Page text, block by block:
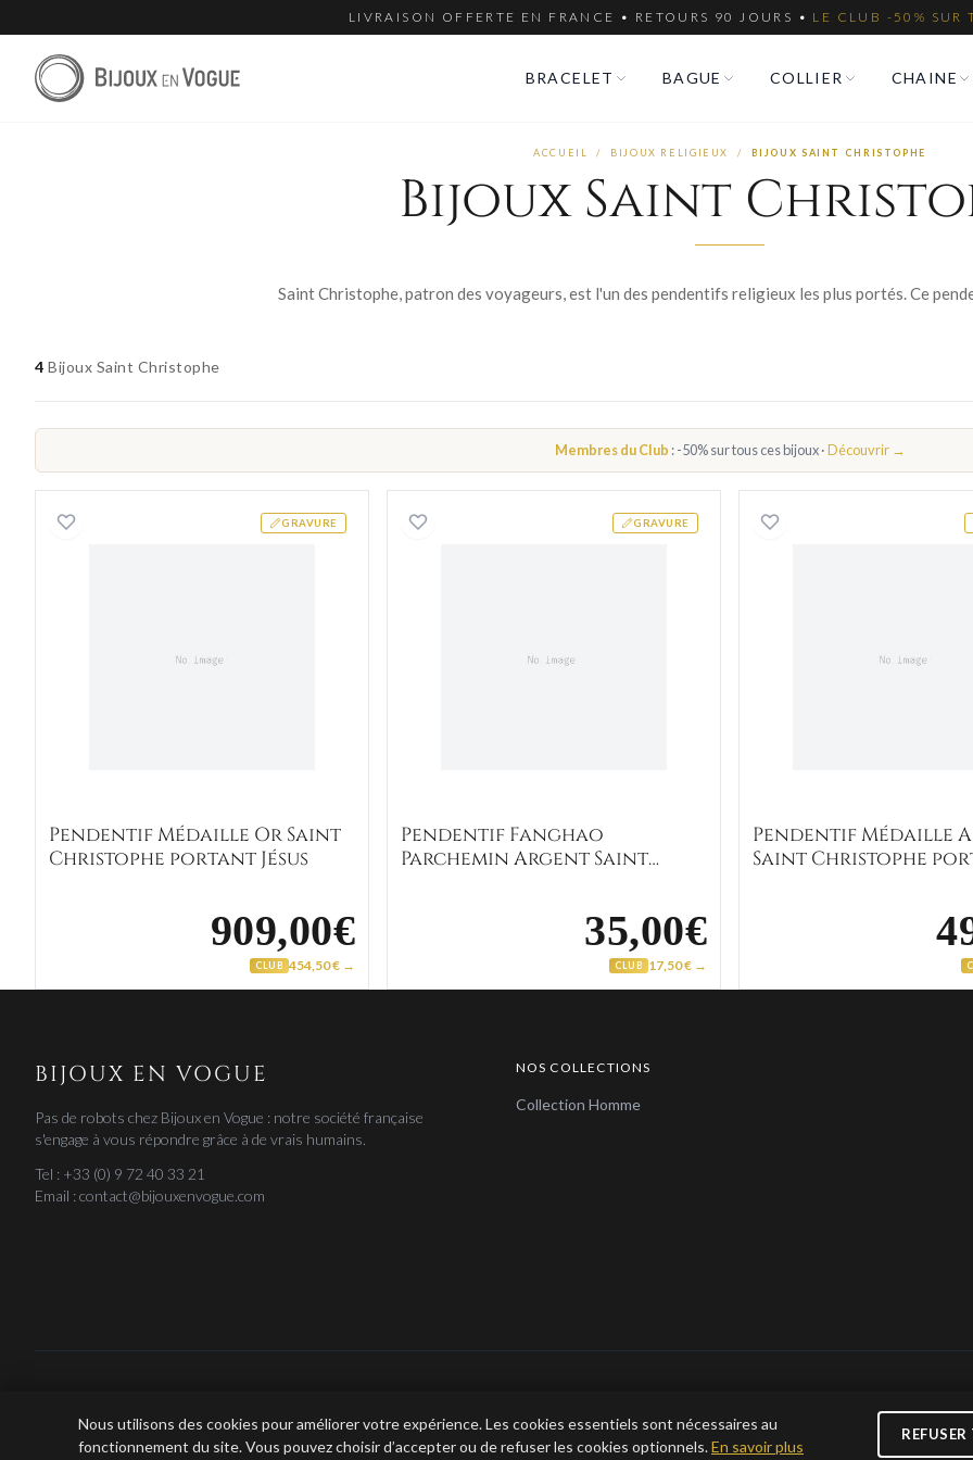
LIVRAISON OFFERTE EN FRANCE • RETOURS 90 JOURS • LE CLUB -50% SUR
BRACELET BAGUE COLLIER CHAINE
ACCUEIL / BIJOUX RELIGIEUX / BIJOUX SAINT CHRISTOPHE
Bijoux Saint
4 Bijoux Saint Christophe
Membres du Club : -50% sur tous ces bijoux ·Découvrir →
GRAVURE
Pendentif Médaille Or Saint Christophe portant Jésus
Pendentif Médaille Or Saint
Christophe portant Jésus
909,00€
CLUB 454,50 € →
GRAVURE
Pendentif Fanghao Parchemin Argent Saint Christophe
Pendentif Fanghao
Parchemin Argent Saint
35,00€
CLUB 17,50 € →
Pendentif Médaille
Saint Christophe
BIJOUX EN VOGUE
Pas de robots chez Bijoux en Vogue : notre société française
s'engage à vous répondre grâce à de vrais humains.
Tel : +33 (0) 9 72 40 33 21
Email : contact@bijouxenvogue.com
NOS COLLECTIONS
Collection Homme
Nous utilisons des cookies pour améliorer votre expérience. Les cookies essentiels sont nécessaires au
fonctionnement du site. Vous pouvez choisir d’accepter ou de refuser les cookies optionnels.En savoir plus